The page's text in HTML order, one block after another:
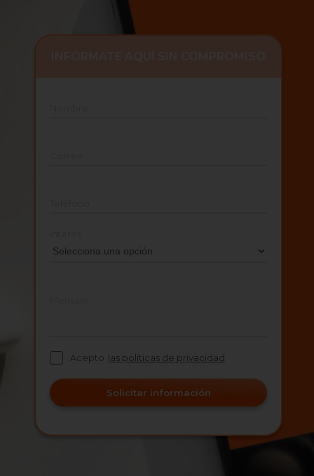
Acepto las políticas de privacidad
Solicitar información